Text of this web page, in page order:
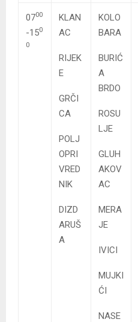
0700
-150
0
KLAN
AC
RIJEK
E
GRČI
CA
POLJ
OPRI
VRED
NIK
DIZD
ARUŠ
A
KOLO
BARA
BURIĆ
A
BRDO
ROSU
LJE
GLUH
AKOV
AC
MERA
JE
IVICI
MUJKI
ĆI
NASE